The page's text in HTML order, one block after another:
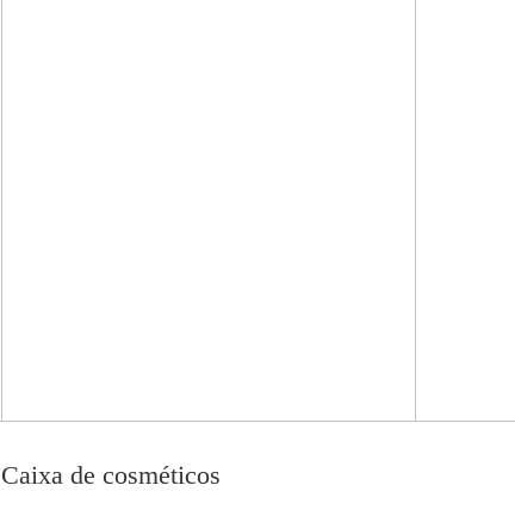
Caixa de cosméticos